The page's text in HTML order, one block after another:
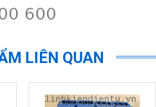
LIÊN QUAN